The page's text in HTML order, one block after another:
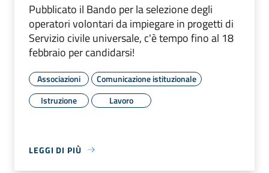
Pubblicato il Bando per la selezione degli
operatori volontari da impiegare in progetti di
Servizio civile universale, c'è tempo fino al 18
febbraio per candidarsi!
Associazioni
Comunicazione istituzionale
Istruzione
Lavoro
LEGGI DI PIÙ